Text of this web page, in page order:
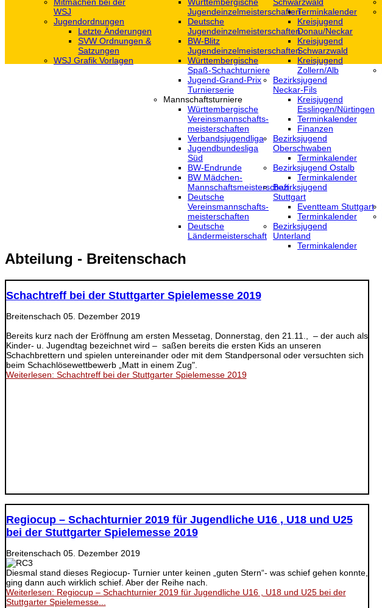
WSJ
Jugendordnungen
Letzte Änderungen
SVW Ordnungen &
Satzungen
WSJ Grafik Vorlagen
Jugendeinzelmeisterschaften
Deutsche
Jugendeinzelmeisterschaften
BW-Blitz
Jugendeinzelmeisterschaften
Württembergische
Spaß-Schachturniere
Jugend-Grand-Prix
Turnierserie
Mannschaftsturniere
Württembergische
Vereinsmannschafts-
meisterschaften
Verbandsjugendliga
Jugendbundesliga
Süd
BW-Endrunde
BW Mädchen-
Mannschaftsmeisterschaft
Deutsche
Vereinsmannschafts-
meisterschaften
Deutsche
Ländermeisterschaft
Terminkalender
Kreisjugend
Donau/Neckar
Kreisjugend
Schwarzwald
Kreisjugend
Zollern/Alb
Bezirksjugend
Neckar-Fils
Kreisjugend
‎Esslingen/Nürtingen
Terminkalender
Finanzen
Bezirksjugend
Oberschwaben
Terminkalender
Bezirksjugend Ostalb
Terminkalender
Bezirksjugend
Stuttgart
‎Eventteam Stuttgart
Terminkalender
Bezirksjugend
Unterland
Terminkalender
Abteilung - Breitenschach
Schachtreff bei der Stuttgarter Spielemesse 2019
Breitenschach 05. Dezember 2019
Bereits kurz nach der Eröffnung am ersten Messetag, Donnerstag, den 21.11., – der auch als
Kinder- u. Jugendtag bezeichnet wird – saßen bereits die ersten Kids an unseren
Schachbrettern und spielen untereinander oder mit dem Standpersonal oder versuchten sich
beim Schachlösewettbewerb „Matt in einem Zug".
Weiterlesen: Schachtreff bei der Stuttgarter Spielemesse 2019
Regiocup – Schachturnier 2019 für Jugendliche U16 , U18 und U25
bei der Stuttgarter Spielemesse 2019
Breitenschach 05. Dezember 2019
Diesmal stand dieses Regiocup- Turnier unter keinen „guten Stern“- was schief gehen konnte,
ging dann auch wirklich schief. Aber der Reihe nach.
Weiterlesen: Regiocup – Schachturnier 2019 für Jugendliche U16 , U18 und U25 bei der
Stuttgarter Spielemesse...